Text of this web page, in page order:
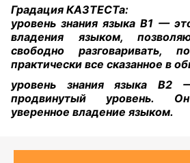
Градация КАЗТЕСТа:
уровень знания языка B1 —
владения языком,
свободно разговаривать,
практически все сказанное в
уровень знания языка B2
продвинутый уровень.
уверенное владение языком.